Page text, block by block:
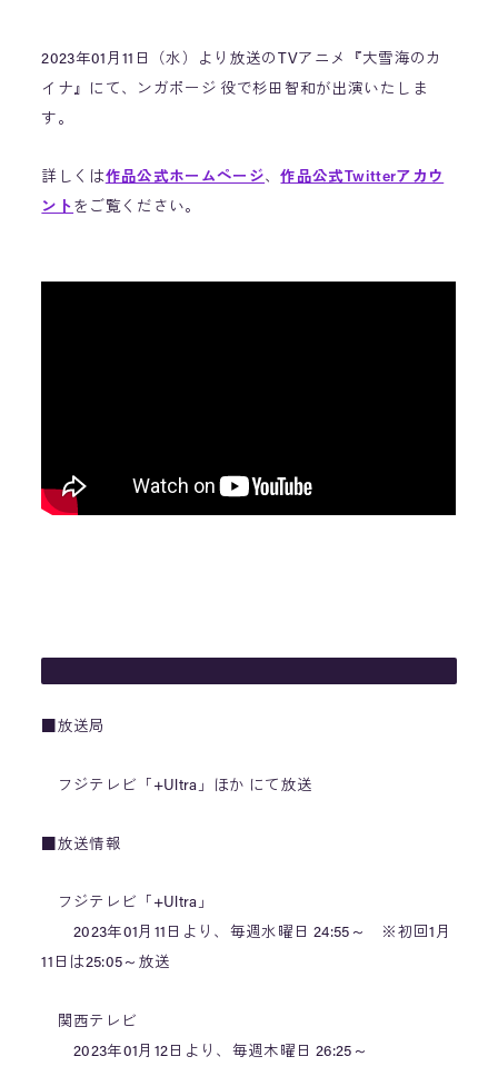
2023年01月11日（水）より放送のTVアニメ『大雪海のカ
イナ』にて、ンガポージ 役で杉田智和が出演いたしま
す。
詳しくは作品公式ホームページ、作品公式Twitterアカウ
ント をご覧ください。
■放送局
フジテレビ「+Ultra」ほか にて放送
■放送情報
フジテレビ「+Ultra」
2023年01月11日より、毎週水曜日 24:55～ ※初回1月
11日は25:05～放送
関西テレビ
2023年01月12日より、毎週木曜日 26:25～